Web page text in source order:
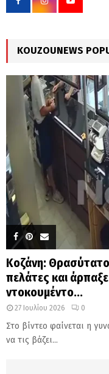
r
KOUZOUNEWS
Κοζάνη:
πελάτες και
ντοκουμέντο...
27 Ιουλίου 2026 0
Στο βίντεο φαίνεται η
να τις βάζει...